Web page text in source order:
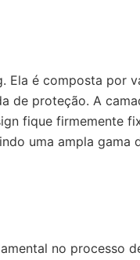
é composta por
de proteção. A
fique firmemente
uma ampla gama
no processo